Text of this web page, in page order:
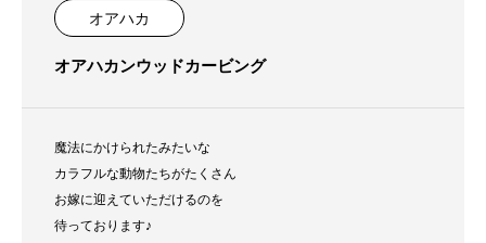
オアハカ
オアハカンウッドカービング
魔法にかけられたみたいな
カラフルな動物たちがたくさん
お嫁に迎えていただけるのを
待っております♪